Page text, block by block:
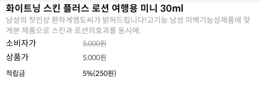
화이트닝 스킨 플러스 로션 여행용 미니 30ml
남성의 첫인상 환하게엠도씨가 밝혀드립니다!고기능 남성 미백기능성제품에 맞
게본 제품으로 스킨과 로션의효과를 동시에.
소비자가 5,000원
상품가 5,000원
적립금
5%(250원)